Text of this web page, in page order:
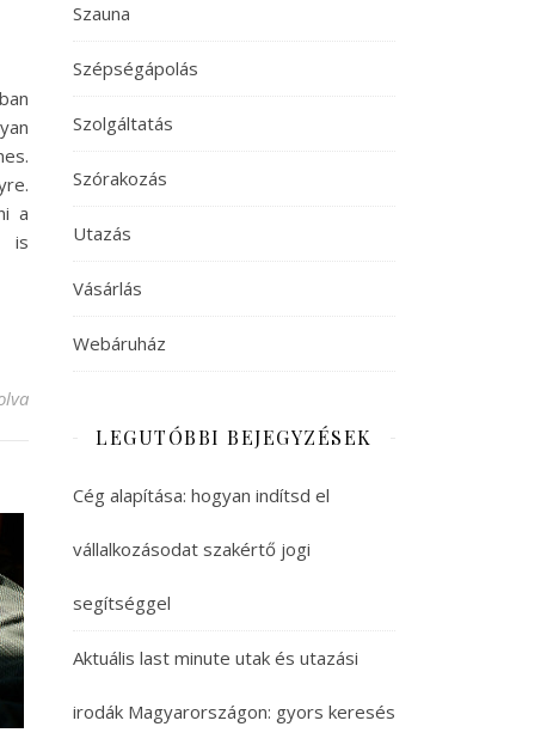
a
is
Szauna
Szépségápolás
Szolgáltatás
Szórakozás
Utazás
Vásárlás
Webáruház
LEGUTÓBBI BEJEGYZÉSEK
Cég alapítása: hogyan indítsd el
vállalkozásodat szakértő jogi
segítséggel
Aktuális last minute utak és utazási
irodák Magyarországon: gyors keresés